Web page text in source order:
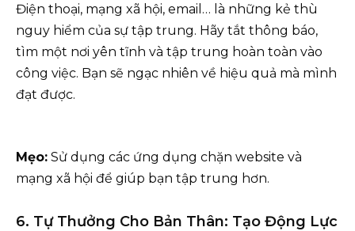
Điện thoại, mạng xã hội, email… là những kẻ thù
nguy hiểm của sự tập trung. Hãy tắt thông báo,
tìm một nơi yên tĩnh và tập trung hoàn toàn vào
công việc. Bạn sẽ ngạc nhiên về hiệu quả mà mình
đạt được.
Mẹo: Sử dụng các ứng dụng chặn website và
mạng xã hội để giúp bạn tập trung hơn.
6. Tự Thưởng Cho Bản Thân: Tạo Động Lực